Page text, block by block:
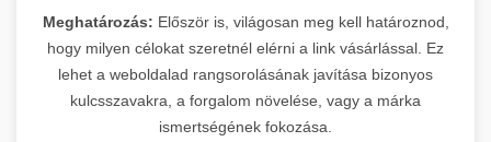
Meghatározás: Először is, világosan meg kell határoznod,
hogy milyen célokat szeretnél elérni a link vásárlással. Ez
lehet a weboldalad rangsorolásának javítása bizonyos
kulcsszavakra, a forgalom növelése, vagy a márka
ismertségének fokozása.